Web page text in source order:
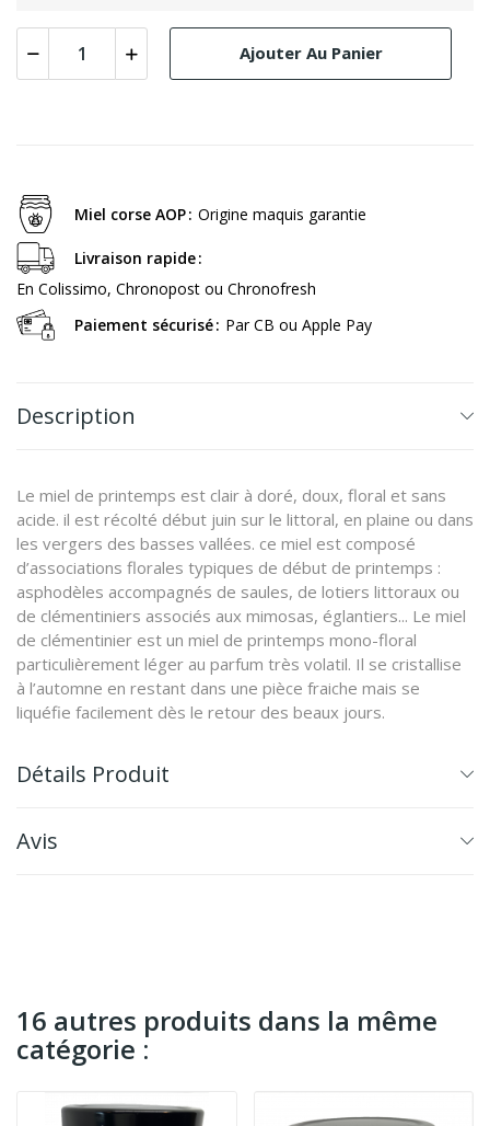
Ajouter Au Panier
Miel corse AOP Origine maquis garantie
Livraison rapide
En Colissimo, Chronopost ou Chronofresh
Paiement sécurisé
Par CB ou Apple Pay
Description
Le miel de printemps est clair à doré, doux, floral et sans
acide. il est récolté début juin sur le littoral, en plaine ou dans
les vergers des basses vallées. ce miel est composé
d’associations florales typiques de début de printemps :
asphodèles accompagnés de saules, de lotiers littoraux ou
de clémentiniers associés aux mimosas, églantiers... Le miel
de clémentinier est un miel de printemps mono-floral
particulièrement léger au parfum très volatil. Il se cristallise
à l’automne en restant dans une pièce fraiche mais se
liquéfie facilement dès le retour des beaux jours.
Détails Produit
Avis
16 autres produits dans la même
catégorie :